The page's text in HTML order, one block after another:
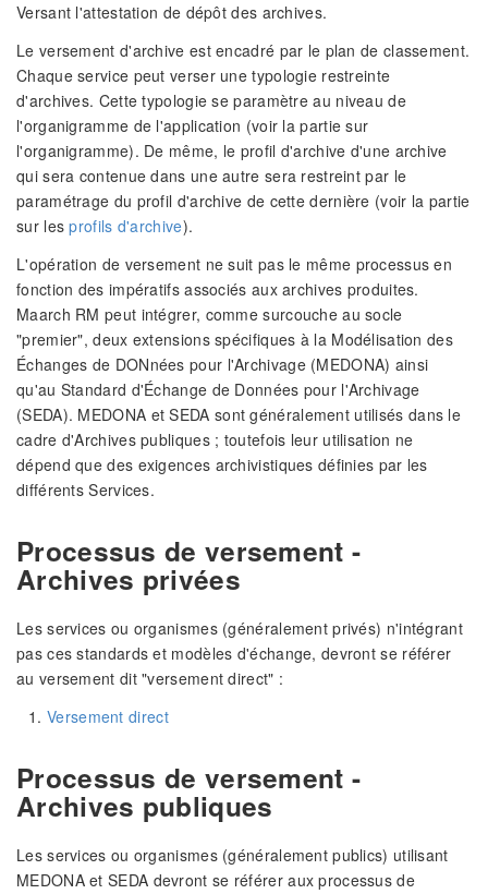
Versant l'attestation de dépôt des archives.
Le versement d'archive est encadré par le plan de classement.
Chaque service peut verser une typologie restreinte
d'archives. Cette typologie se paramètre au niveau de
l'organigramme de l'application (voir la partie sur
l'organigramme). De même, le profil d'archive d'une archive
qui sera contenue dans une autre sera restreint par le
paramétrage du profil d'archive de cette dernière (voir la partie
sur lesprofils d'archive).
L'opération de versement ne suit pas le même processus en
fonction des impératifs associés aux archives produites.
Maarch RM peut intégrer, comme surcouche au socle
"premier", deux extensions spécifiques à la Modélisation des
Échanges de DONnées pour l'Archivage (MEDONA) ainsi
qu'au Standard d'Échange de Données pour l'Archivage
(SEDA). MEDONA et SEDA sont généralement utilisés dans le
cadre d'Archives publiques ; toutefois leur utilisation ne
dépend que des exigences archivistiques définies par les
différents Services.
Processus de versement -
Archives privées
Les services ou organismes (généralement privés) n'intégrant
pas ces standards et modèles d'échange, devront se référer
au versement dit "versement direct" :
Versement direct
Processus de versement -
Archives publiques
Les services ou organismes (généralement publics) utilisant
MEDONA et SEDA devront se référer aux processus de